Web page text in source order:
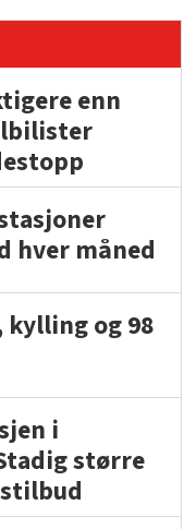
enn
hver måned
og 98
i
større